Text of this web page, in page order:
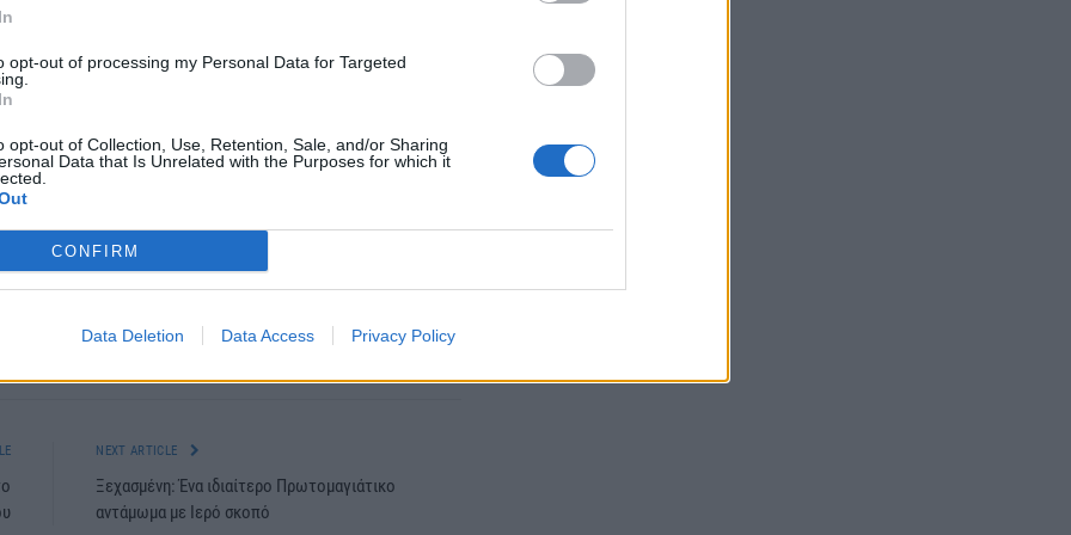
opt-out of processing my Personal Data for Targeted
opt-out of Collection, Use, Retention, Sale, and/or Sharing
Data that Is Unrelated with the Purposes for which it
CONFIRM
Data Deletion Data Access Privacy Policy
NEXT ARTICLE
Ξεχασμένη: Ένα ιδιαίτερο Πρωτομαγιάτικο
αντάμωμα με Ιερό σκοπό